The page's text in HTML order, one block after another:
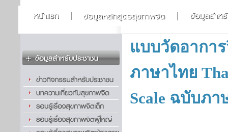
แบบวัดอากา
ภาษาไทย
Scale ฉบับภา